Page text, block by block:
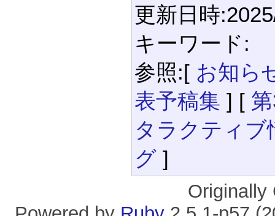
更新日時
キーワード:
参照:[ お知ら
表予稿集 ] [
タラクティ
グ ]